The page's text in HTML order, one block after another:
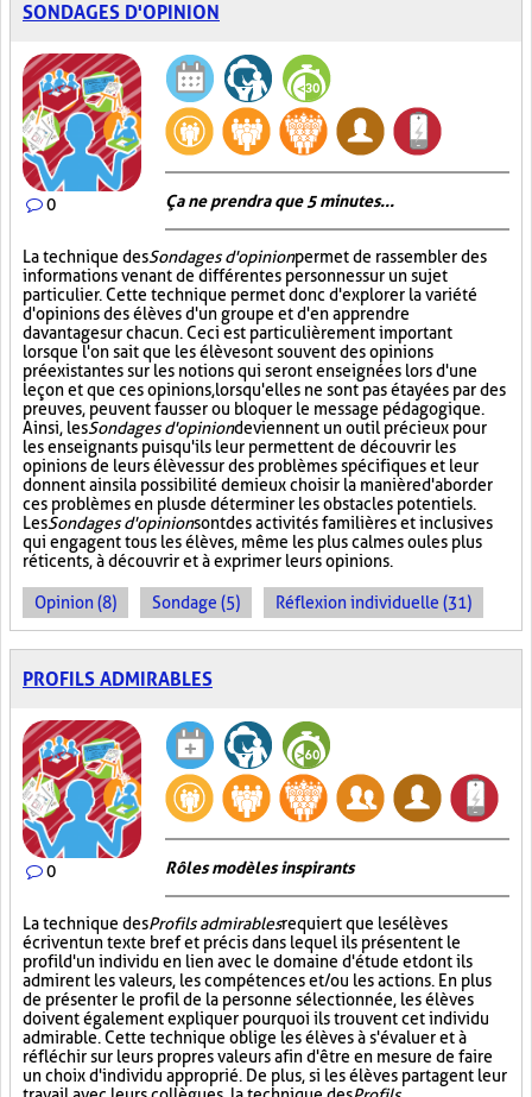
SONDAGES D'OPINION
0 Ça ne prendra que 5 minutes...
La technique desSondages d'opinionpermet de rassembler des
informations venant de différentes personnes sur un sujet
particulier. Cette technique permet donc d'explorer la variété
d'opinions des élèves d'un groupe et d'en apprendre
davantage sur chacun. Ceci est particulièrement important
lorsque l'on sait que les élèves ont souvent des opinions
préexistantes sur les notions qui seront enseignées lors d'une
leçon et que ces opinions, lorsqu'elles ne sont pas étayées par des
preuves, peuvent fausser ou bloquer le message pédagogique.
Ainsi, lesSondages d'opiniondeviennent un outil précieux pour
les enseignants puisqu'ils leur permettent de découvrir les
opinions de leurs élèves sur des problèmes spécifiques et leur
donnent ainsi la possibilité de mieux choisir la manière d'aborder
ces problèmes en plus de déterminer les obstacles potentiels.
LesSondages d'opinionsont des activités familières et inclusives
qui engagent tous les élèves, même les plus calmes ou les plus
réticents, à découvrir et à exprimer leurs opinions.
Opinion (8) Sondage (5) Réflexion individuelle (31)
PROFILS ADMIRABLES
0 Rôles modèles inspirants
La technique desProfils admirablesrequiert que les élèves
écrivent un texte bref et précis dans lequel ils présentent le
profil d'un individu en lien avec le domaine d'étude et dont ils
admirent les valeurs, les compétences et/ou les actions. En plus
de présenter le profil de la personne sélectionnée, les élèves
doivent également expliquer pourquoi ils trouvent cet individu
admirable. Cette technique oblige les élèves à s'évaluer et à
réfléchir sur leurs propres valeurs afin d'être en mesure de faire
un choix d'individu approprié. De plus, si les élèves partagent leur